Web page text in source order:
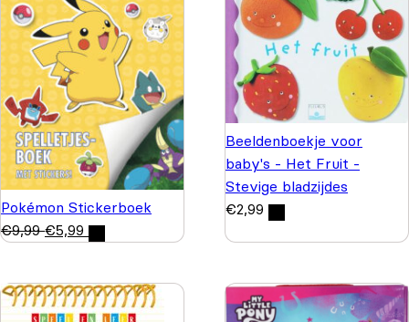
Pokémon Stickerboek
€9,99 €5,99
Beeldenboekje voor
baby's - Het Fruit -
Stevige bladzijdes
€2,99